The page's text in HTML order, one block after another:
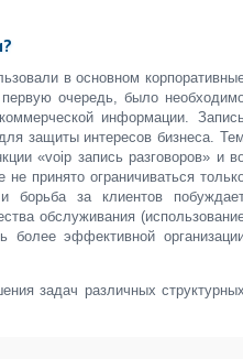
в основном
очередь, было
информации. Запись
защиты интересов бизнеса. Тем
«voip запись разговоров» и
принято ограничиваться
борьба за клиентов
обслуживания
более эффективной
задач различных структурных